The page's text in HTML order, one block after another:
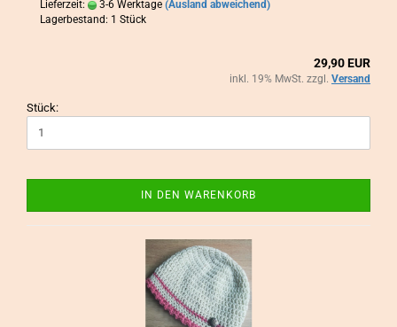
Lieferzeit:
3-6 Werktage (Ausland abweichend)
Lagerbestand: 1 Stück
29,90 EUR
inkl. 19% MwSt. zzgl. Versand
Stück:
IN DEN WARENKORB